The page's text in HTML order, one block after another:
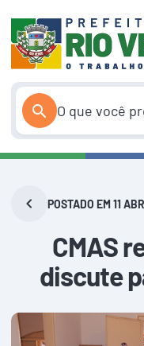
conteúdo
POSTADO EM 11
CMAS
discute